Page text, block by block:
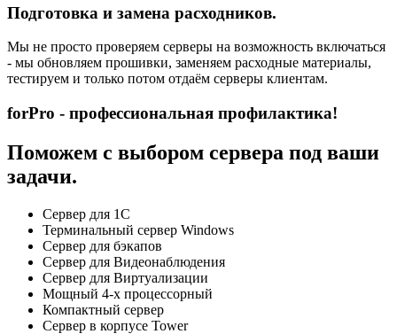
Подготовка и замена расходников.
Мы не просто проверяем серверы на возможность включаться
- мы обновляем прошивки, заменяем расходные материалы,
тестируем и только потом отдаём серверы клиентам.
forPro - профессиональная профилактика!
Поможем с выбором сервера под ваши
задачи.
Сервер для 1С
Терминальный сервер Windows
Сервер для бэкапов
Сервер для Видеонаблюдения
Сервер для Виртуализации
Мощный 4-х процессорный
Компактный сервер
Сервер в корпусе Tower